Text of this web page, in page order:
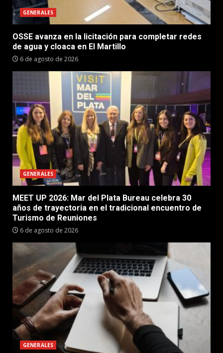
GENERALES
OSSE avanza en la licitación para completar redes
de agua y cloaca en El Martillo
6 de agosto de 2026
GENERALES
MEET UP 2026: Mar del Plata Bureau celebra 30
años de trayectoria en el tradicional encuentro de
Turismo de Reuniones
6 de agosto de 2026
GENERALES